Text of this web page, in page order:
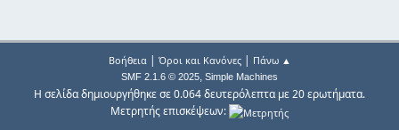
Βοήθεια| Όροι και Κανόνες| Πάνω ▲
SMF 2.1.6 © 2025, Simple Machines
Η σελίδα δημιουργήθηκε σε 0.064 δευτερόλεπτα με 20 ερωτήματα.
Μετρητής επισκέψεων: